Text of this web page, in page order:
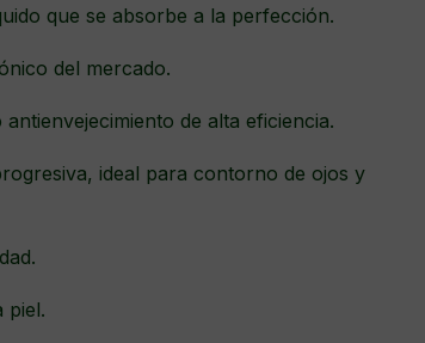
que se absorbe a la perfección.
del mercado.
de alta eficiencia.
ideal para contorno de ojos y
piel.